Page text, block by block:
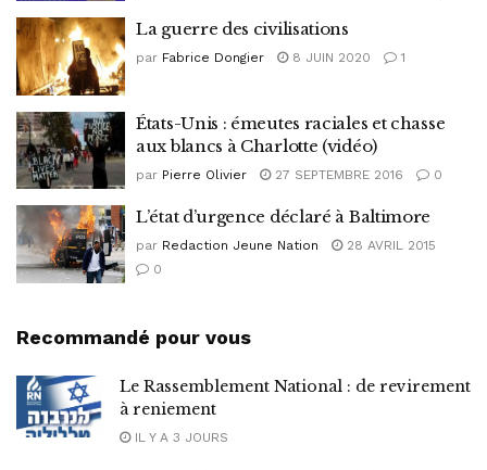
La guerre des civilisations
par Fabrice Dongier 8 JUIN 2020 1
États-Unis : émeutes raciales et chasse
aux blancs à Charlotte (vidéo)
par Pierre Olivier 27 SEPTEMBRE 2016 0
L’état d’urgence déclaré à Baltimore
par Redaction Jeune Nation
28 AVRIL 2015
0
Recommandé pour vous
Le Rassemblement National : de revirement
à reniement
IL Y A 3 JOURS